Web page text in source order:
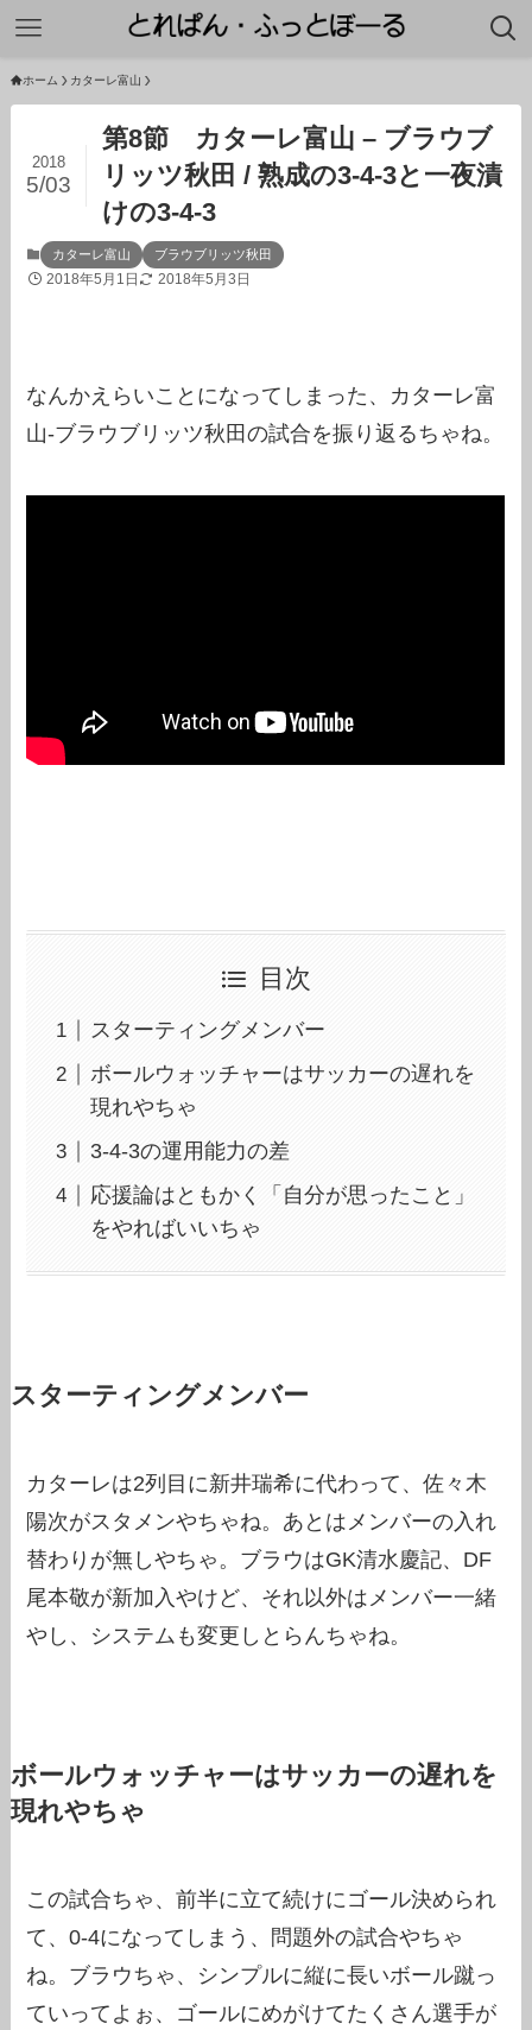
ホーム カターレ富山
第8節 カターレ富山 – ブラウブ
リッツ秋田 / 熟成の3-4-3と一夜漬
けの3-4-3
2018
5/03
カターレ富山 ブラウブリッツ秋田
2018年5月1日 2018年5月3日
なんかえらいことになってしまった、カターレ富
山-ブラウブリッツ秋田の試合を振り返るちゃね。
目次
スターティングメンバー
ボールウォッチャーはサッカーの遅れを
現れやちゃ
3-4-3の運用能力の差
応援論はともかく「自分が思ったこと」
をやればいいちゃ
スターティングメンバー
カターレは2列目に新井瑞希に代わって、佐々木
陽次がスタメンやちゃね。あとはメンバーの入れ
替わりが無しやちゃ。ブラウはGK清水慶記、DF
尾本敬が新加入やけど、それ以外はメンバー一緒
やし、システムも変更しとらんちゃね。
ボールウォッチャーはサッカーの遅れを
現れやちゃ
この試合ちゃ、前半に立て続けにゴール決められ
て、0-4になってしまう、問題外の試合やちゃ
ね。ブラウちゃ、シンプルに縦に長いボール蹴っ
ていってよぉ、ゴールにめがけてたくさん選手が